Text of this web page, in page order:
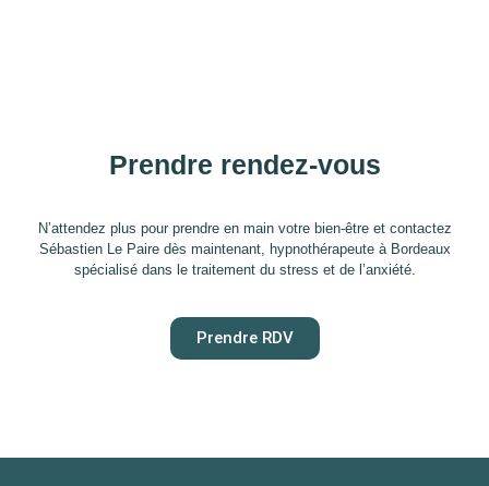
Prendre rendez-vous
N’attendez plus pour prendre en main votre bien-être et contactez
Sébastien Le Paire dès maintenant, hypnothérapeute à Bordeaux
spécialisé dans le traitement du stress et de l’anxiété.
Prendre RDV